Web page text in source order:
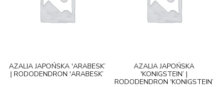
AZALIA JAPOŃSKA 'ARABESK’
| RODODENDRON 'ARABESK’
AZALIA JAPOŃSKA
'KONIGSTEIN’ |
RODODENDRON 'KONIGSTEIN’